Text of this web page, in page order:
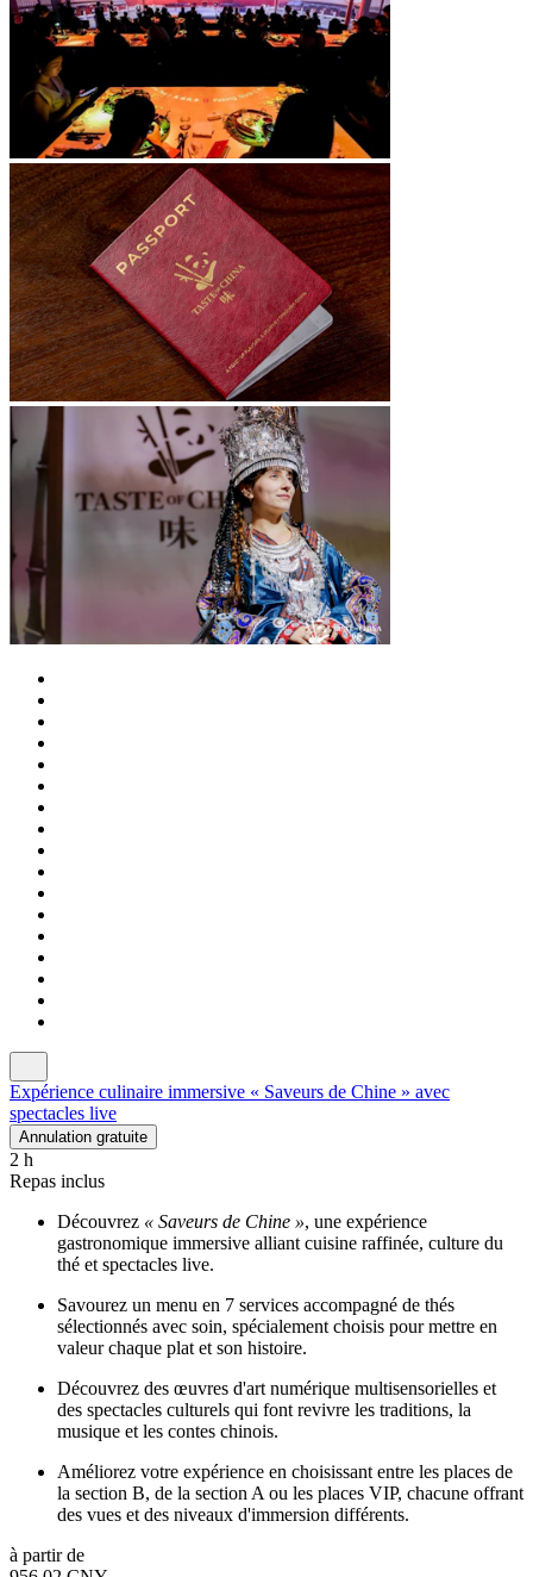
Expérience culinaire immersive « Saveurs de Chine » avec
spectacles live
Annulation gratuite
2 h
Repas inclus
Découvrez « Saveurs de Chine », une expérience
gastronomique immersive alliant cuisine raffinée, culture du
thé et spectacles live.
Savourez un menu en 7 services accompagné de thés
sélectionnés avec soin, spécialement choisis pour mettre en
valeur chaque plat et son histoire.
Découvrez des œuvres d'art numérique multisensorielles et
des spectacles culturels qui font revivre les traditions, la
musique et les contes chinois.
Améliorez votre expérience en choisissant entre les places de
la section B, de la section A ou les places VIP, chacune offrant
des vues et des niveaux d'immersion différents.
à partir de